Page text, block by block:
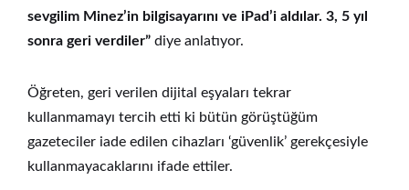
sevgilim Minez’in bilgisayarını ve iPad’i aldılar. 3, 5 yıl
sonra geri verdiler” diye anlatıyor.
Öğreten, geri verilen dijital eşyaları tekrar
kullanmamayı tercih etti ki bütün görüştüğüm
gazeteciler iade edilen cihazları ‘güvenlik’ gerekçesiyle
kullanmayacaklarını ifade ettiler.